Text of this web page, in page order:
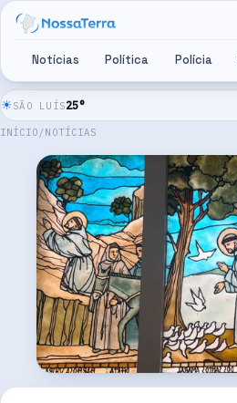
Pular para o conteúdo
Notícias Política Polícia
☀SÃO LUÍS25°
INÍCIO / NOTÍCIAS